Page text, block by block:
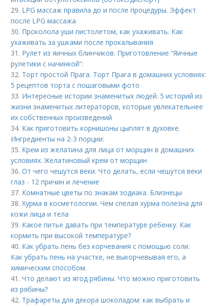
29. LPG массаж правила до и после процедуры. Эффект
после LPG массажа
30. Проколола уши пистолетом, как ухаживать. Как
ухаживать за ушками после прокалывания
31. Рулет из яичных блинчиков. Приготовление “Яичные
рулетики с начинкой”:
32. Торт простой Прага. Торт Прага в домашних условиях:
5 рецептов торта с пошаговыми фото
33. Интересные истории знаменитых людей. 5 историй из
жизни знаменитых литераторов, которые увлекательнее
их собственных произведений
34. Как приготовить корнишоны цыплят в духовке.
Ингредиенты на 2-3 порции:
35. Крем из желатина для лица от морщин в домашних
условиях. Желатиновый крем от морщин
36.От чего чешутся веки. Что делать, если чешутся веки
глаз - 12 причин и лечение
37. Комнатные цветы по знакам зодиака. Близнецы
38.Хурма в косметологии. Чем спелая хурма полезна для
кожи лица и тела
39. Какое питье давать при температуре ребенку. Как
кормить при высокой температуре?
40. Как убрать пень без корчевания с помощью соли.
Как убрать пень на участке, не выкорчевывая его, а
химическим способом.
41.Что делают из ягод рябины. Что можно приготовить
из рябины?
42. Трафареты для декора шоколадом: как выбрать и